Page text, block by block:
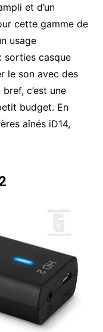
et d’un
cette gamme de
usage
sorties casque
le son avec des
c’est une
budget. En
aînés iD14,